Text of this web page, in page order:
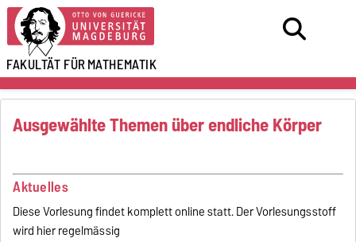
FAKULTÄT FÜRMATHEMATIK
Ausgewählte Themen über endliche Körper
Aktuelles
Diese Vorlesung findet komplett online statt. Der Vorlesungsstoff
wird hier regelmässig